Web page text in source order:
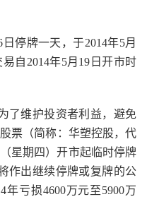
停牌一天，于2014年5月
自2014年5月19日开市时
了维护投资者利益，避免
票（简称：华塑控股，代
星期四）开市起临时停牌
作出继续停牌或复牌的公
亏损4600万元至5900万